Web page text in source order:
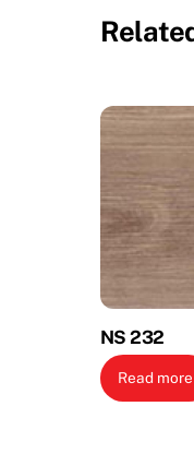
NS 232
Read more